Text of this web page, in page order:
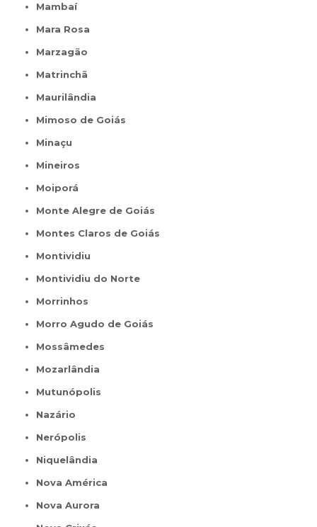
Mambaí
Mara Rosa
Marzagão
Matrinchã
Maurilândia
Mimoso de Goiás
Minaçu
Mineiros
Moiporá
Monte Alegre de Goiás
Montes Claros de Goiás
Montividiu
Montividiu do Norte
Morrinhos
Morro Agudo de Goiás
Mossâmedes
Mozarlândia
Mutunópolis
Nazário
Nerópolis
Niquelândia
Nova América
Nova Aurora